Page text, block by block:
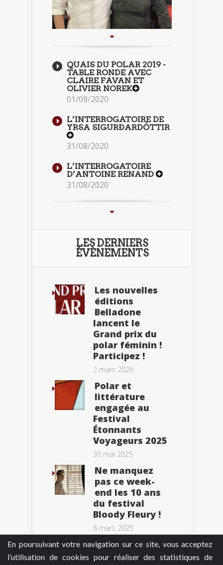
En poursuivant votre navigation sur ce site, vous acceptez
l’utilisation de cookies pour réaliser des statistiques de
QUAIS DU POLAR 2019 -
TABLE RONDE AVEC
CLAIRE FAVAN ET
OLIVIER NOREK
01/09/2020
L’INTERROGATOIRE DE
YRSA SIGURÐARDÓTTIR
31/08/2020
L’INTERROGATOIRE
D’ANTOINE RENAND
31/08/2020
LES DERNIERS
ÉVÈNEMENTS
Les nouvelles
éditions
Belladone
lancent le
Grand prix du
polar féminin !
Participez !
2 mars 2026
Polar et
littérature
engagée au
Festival
Étonnants
Voyageurs 2025
30 mai 2025
Ne manquez
pas ce week-
end les 10 ans
du festival
Bloody Fleury !
6 mars 2025